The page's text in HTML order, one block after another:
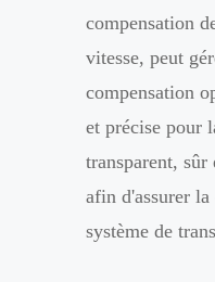
compensation
vitesse, peut
compensation
et précise pour
transparent,
afin d'assurer
système de